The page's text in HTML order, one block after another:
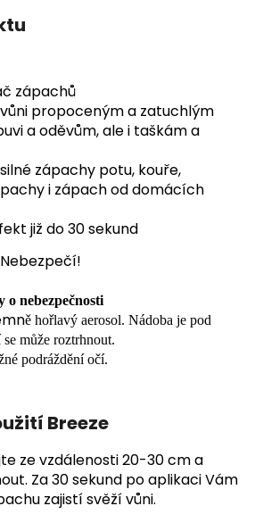
zápachů
propoceným a zatuchlým
a oděvům, ale i taškám a
zápachy potu, kouře,
i zápach od domácích
již do 30 sekund
Nebezpečí!
o nebezpečnosti
ě hořlavý aerosol. Nádoba je pod
se může roztrhnout.
podráždění očí.
Breeze
ze vzdálenosti 20-30 cm a
Za 30 sekund po aplikaci Vám
zajistí svěží vůni.